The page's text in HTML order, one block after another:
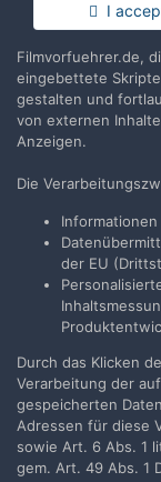
Neue
Montag
BFlueckiger
Liebe
Datenbank
noch über den
27.5....
26. Mai 2013
Sprache
I
Filmvorfuehrer.de,
eingebettete
gestalten und
von externen
Anzeigen.
Die
der EU
Durch das Klicken
Verarbeitung der
gespeicherten
Adressen für diese
sowie Art. 6 Abs. 1
gem. Art. 49 Abs. 1